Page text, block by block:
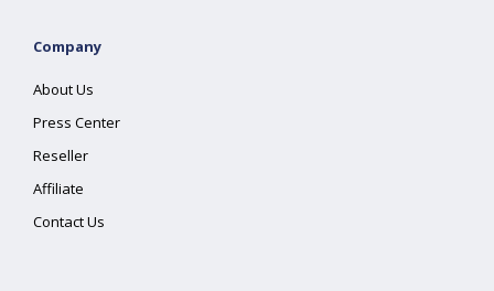
Company
About Us
Press Center
Reseller
Affiliate
Contact Us